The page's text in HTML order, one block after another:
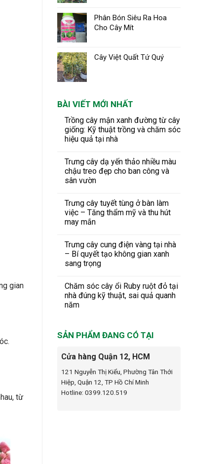
Phân Bón Siêu Ra Hoa
Cho Cây Mít
Cây Việt Quất Tứ Quý
BÀI VIẾT MỚI NHẤT
Trồng cây mận xanh đường từ cây
giống: Kỹ thuật trồng và chăm sóc
hiệu quả tại nhà
Trưng cây dạ yến thảo nhiều màu
chậu treo đẹp cho ban công và
sân vườn
Trưng cây tuyết tùng ở bàn làm
việc – Tăng thẩm mỹ và thu hút
may mắn
Trưng cây cung điện vàng tại nhà
– Bí quyết tạo không gian xanh
sang trọng
Chăm sóc cây ổi Ruby ruột đỏ tại
nhà đúng kỹ thuật, sai quả quanh
năm
SẢN PHẨM ĐANG CÓ TẠI
Cửa hàng Quận 12, HCM
121 Nguyễn Thị Kiểu, Phường Tân Thới
Hiệp, Quận 12, TP Hồ Chí Minh
Hotline: 0399.120.519
gian
từ